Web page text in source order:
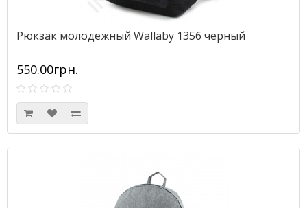
Рюкзак молодежный Wallaby 1356 черный
550.00грн.